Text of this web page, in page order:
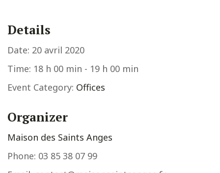
Details
Date: 20 avril 2020
Time: 18 h 00 min - 19 h 00 min
Event Category: Offices
Organizer
Maison des Saints Anges
Phone: 03 85 38 07 99